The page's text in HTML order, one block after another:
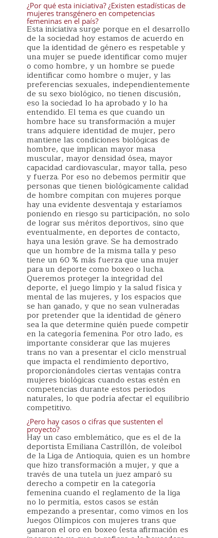
¿Por qué esta iniciativa? ¿Existen estadísticas de
mujeres transgénero en competencias
femeninas en el país?
Esta iniciativa surge porque en el desarrollo
de la sociedad hoy estamos de acuerdo en
que la identidad de género es respetable y
una mujer se puede identificar como mujer
o como hombre, y un hombre se puede
identificar como hombre o mujer, y las
preferencias sexuales, independientemente
de su sexo biológico, no tienen discusión,
eso la sociedad lo ha aprobado y lo ha
entendido. El tema es que cuando un
hombre hace su transformación a mujer
trans adquiere identidad de mujer, pero
mantiene las condiciones biológicas de
hombre, que implican mayor masa
muscular, mayor densidad ósea, mayor
capacidad cardiovascular, mayor talla, peso
y fuerza. Por eso no debemos permitir que
personas que tienen biológicamente calidad
de hombre compitan con mujeres porque
hay una evidente desventaja y estaríamos
poniendo en riesgo su participación, no solo
de lograr sus méritos deportivos, sino que
eventualmente, en deportes de contacto,
haya una lesión grave. Se ha demostrado
que un hombre de la misma talla y peso
tiene un 60 % más fuerza que una mujer
para un deporte como boxeo o lucha.
Queremos proteger la integridad del
deporte, el juego limpio y la salud física y
mental de las mujeres, y los espacios que
se han ganado, y que no sean vulneradas
por pretender que la identidad de género
sea la que determine quién puede competir
en la categoría femenina. Por otro lado, es
importante considerar que las mujeres
trans no van a presentar el ciclo menstrual
que impacta el rendimiento deportivo,
proporcionándoles ciertas ventajas contra
mujeres biológicas cuando estas estén en
competencias durante estos periodos
naturales, lo que podría afectar el equilibrio
competitivo.
¿Pero hay casos o cifras que sustenten el
proyecto?
Hay un caso emblemático, que es el de la
deportista Emiliana Castrillón, de voleibol
de la Liga de Antioquia, quien es un hombre
que hizo transformación a mujer, y que a
través de una tutela un juez amparó su
derecho a competir en la categoría
femenina cuando el reglamento de la liga
no lo permitía, estos casos se están
empezando a presentar, como vimos en los
Juegos Olímpicos con mujeres trans que
ganaron el oro en boxeo (esta afirmación es